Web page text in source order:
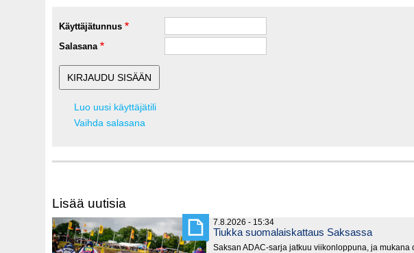
Käyttäjätunnus
Salasana
Luo uusi käyttäjätili
Vaihda salasana
Lisää uutisia
7.8.2026 - 15:34
Tiukka suomalaiskattaus Saksassa
Saksan ADAC-sarja jatkuu viikonloppuna, ja mukana